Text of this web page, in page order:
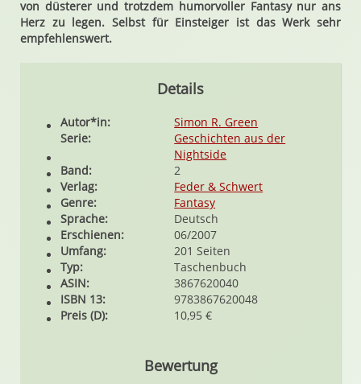
von düsterer und trotzdem humorvoller Fantasy nur ans
Herz zu legen. Selbst für Einsteiger ist das Werk sehr
empfehlenswert.
Details
Autor*in:
Simon R. Green
Serie:
Geschichten aus der
Nightside
Band:
2
Verlag:
Feder & Schwert
Genre:
Fantasy
Sprache:
Deutsch
Erschienen:
06/2007
Umfang:
201 Seiten
Typ:
Taschenbuch
ASIN:
3867620040
ISBN 13:
9783867620048
Preis (D):
10,95 €
Bewertung